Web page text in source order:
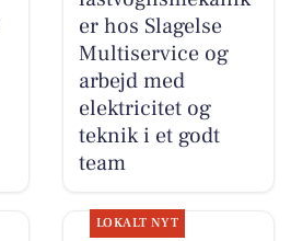
er hos Slagelse
Multiservice og
arbejd med
elektricitet og
teknik i et godt
team
LOKALT NYT